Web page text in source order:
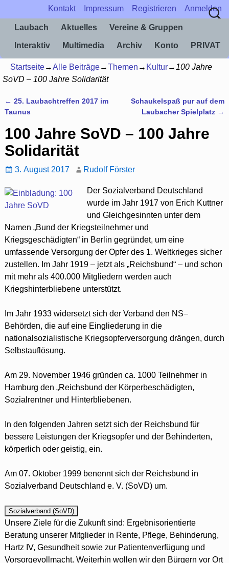
Kontakt Impressum Registrieren Anmelden
Laubach Aktuelles Vereine & Gruppen
Interaktiv Multimedia Archiv Konto PRIVAT
Startseite→Alle Beiträge→Themen → Kultur→ 100 Jahre
SoVD – 100 Jahre Solidarität
Artikelnavigation
← 25. Laubachtreffen 2017 im
Taunus
Schaukelspaß pur auf dem
Laubacher Spielplatz →
100 Jahre SoVD – 100 Jahre
Solidarität
3. August 2017 Rudolf Förster
Der Sozialverband Deutschland
wurde im Jahr 1917 von Erich Kuttner
und Gleichgesinnten unter dem
Namen „Bund der Kriegsteilnehmer und
Kriegsgeschädigten“ in Berlin gegründet, um eine
umfassende Versorgung der Opfer des 1. Weltkrieges sicher
zustellen. Im Jahr 1919 – jetzt als „Reichsbund“ – und schon
mit mehr als 400.000 Mitgliedern werden auch
Kriegshinterbliebene unterstützt.
Im Jahr 1933 widersetzt sich der Verband den NS–
Behörden, die auf eine Eingliederung in die
nationalsozialistische Kriegsopferversorgung drängen, durch
Selbstauflösung.
Am 29. November 1946 gründen ca. 1000 Teilnehmer in
Hamburg den „Reichsbund der Körperbeschädigten,
Sozialrentner und Hinterbliebenen.
In den folgenden Jahren setzt sich der Reichsbund für
bessere Leistungen der Kriegsopfer und der Behinderten,
körperlich oder geistig, ein.
Am 07. Oktober 1999 benennt sich der Reichsbund in
Sozialverband Deutschland e. V. (SoVD) um.
Unsere Ziele für die Zukunft sind: Ergebnisorientierte
Beratung unserer Mitglieder in Rente, Pflege, Behinderung,
Hartz IV, Gesundheit sowie zur Patientenverfügung und
Vorsorgevollmacht. Weiterhin wollen wir den Bürgern vor Ort